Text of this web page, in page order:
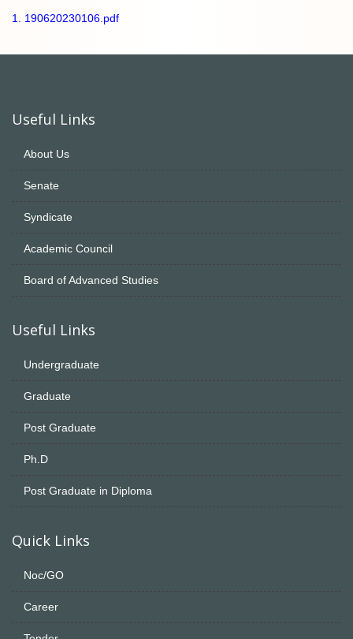
1. 190620230106.pdf
Useful Links
About Us
Senate
Syndicate
Academic Council
Board of Advanced Studies
Useful Links
Undergraduate
Graduate
Post Graduate
Ph.D
Post Graduate in Diploma
Quick Links
Noc/GO
Career